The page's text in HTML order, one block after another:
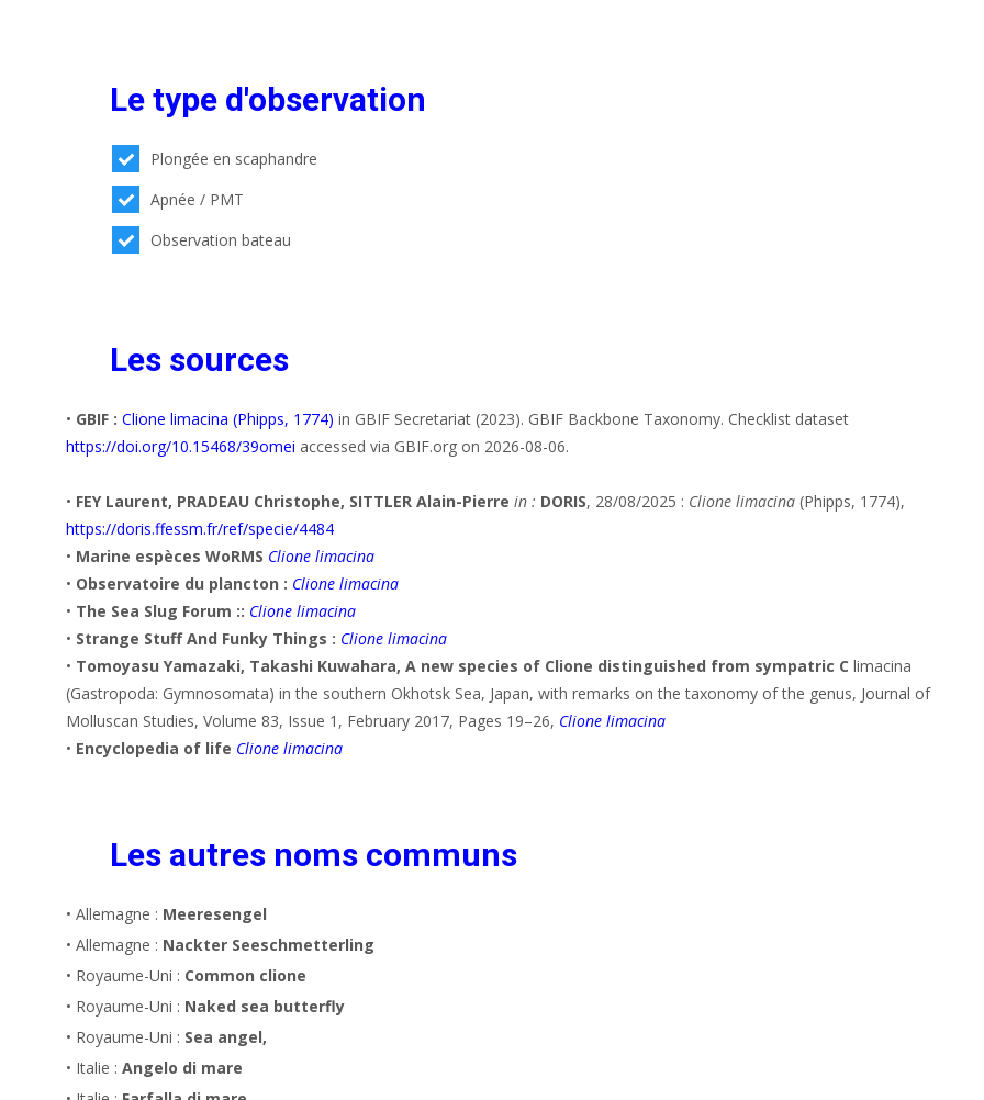
Le type d'observation
Plongée en scaphandre
Apnée / PMT
Observation bateau
Les sources
• GBIF : Clione limacina (Phipps, 1774) in GBIF Secretariat (2023). GBIF Backbone Taxonomy. Checklist dataset
https://doi.org/10.15468/39omei accessed via GBIF.org on 2026-08-06.
• FEY Laurent, PRADEAU Christophe, SITTLER Alain-Pierre in : DORIS, 28/08/2025 : Clione limacina (Phipps, 1774),
https://doris.ffessm.fr/ref/specie/4484
• Marine espèces WoRMS Clione limacina
• Observatoire du plancton : Clione limacina
• The Sea Slug Forum :: Clione limacina
• Strange Stuff And Funky Things : Clione limacina
• Tomoyasu Yamazaki, Takashi Kuwahara, A new species of Clione distinguished from sympatric C limacina
(Gastropoda: Gymnosomata) in the southern Okhotsk Sea, Japan, with remarks on the taxonomy of the genus, Journal of
Molluscan Studies, Volume 83, Issue 1, February 2017, Pages 19–26, Clione limacina
• Encyclopedia of life Clione limacina
Les autres noms communs
• Allemagne : Meeresengel
• Allemagne : Nackter Seeschmetterling
• Royaume-Uni : Common clione
• Royaume-Uni : Naked sea butterfly
• Royaume-Uni : Sea angel,
• Italie : Angelo di mare